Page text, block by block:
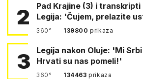
2
Pad Krajine (3) i
Legija: 'Čujem, prelazite
360° 139800prikaza
3
Legija nakon Oluje: 'Mi
Hrvati su nas pomeli!'
360° 134463prikaza